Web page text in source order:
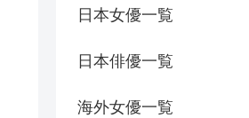
日本女優一覧
日本俳優一覧
海外女優一覧